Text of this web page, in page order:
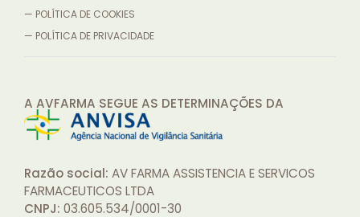
— POLÍTICA DE COOKIES
— POLÍTICA DE PRIVACIDADE
A AVFARMA SEGUE AS DETERMINAÇÕES DA
Razão social: AV FARMA ASSISTENCIA E SERVICOS
FARMACEUTICOS LTDA
CNPJ: 03.605.534/0001-30